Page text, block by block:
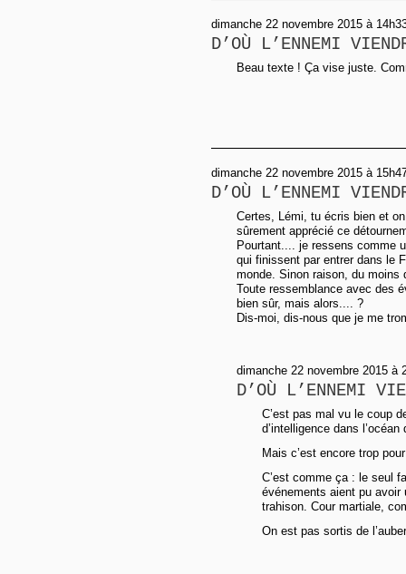
dimanche 22 novembre 2015 à
D’OÙ L’ENNEMI
Beau texte ! Ça vise juste.
dimanche 22 novembre 2015 à
D’OÙ L’ENNEMI
Certes, Lémi, tu écris bien et
sûrement apprécié ce
Pourtant.... je ressens comme
qui finissent par entrer dans le
monde. Sinon raison, du moins
Toute ressemblance avec des
bien sûr, mais alors.... ?
Dis-moi, dis-nous que je me
dimanche 22 novembre 2015 à
D’OÙ L’ENNEMI
C’est pas mal vu le coup
d’intelligence dans
Mais c’est encore trop
C’est comme ça : le seul
événements aient pu avoir
trahison. Cour martiale,
On est pas sortis de